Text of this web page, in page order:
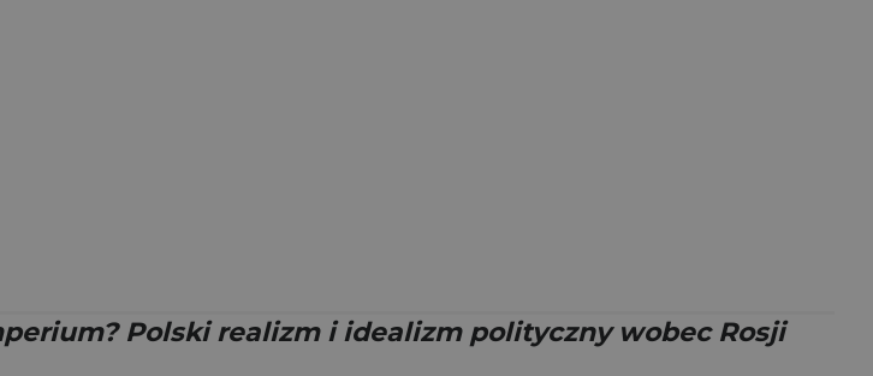
Polski realizm i idealizm polityczny wobec Rosji